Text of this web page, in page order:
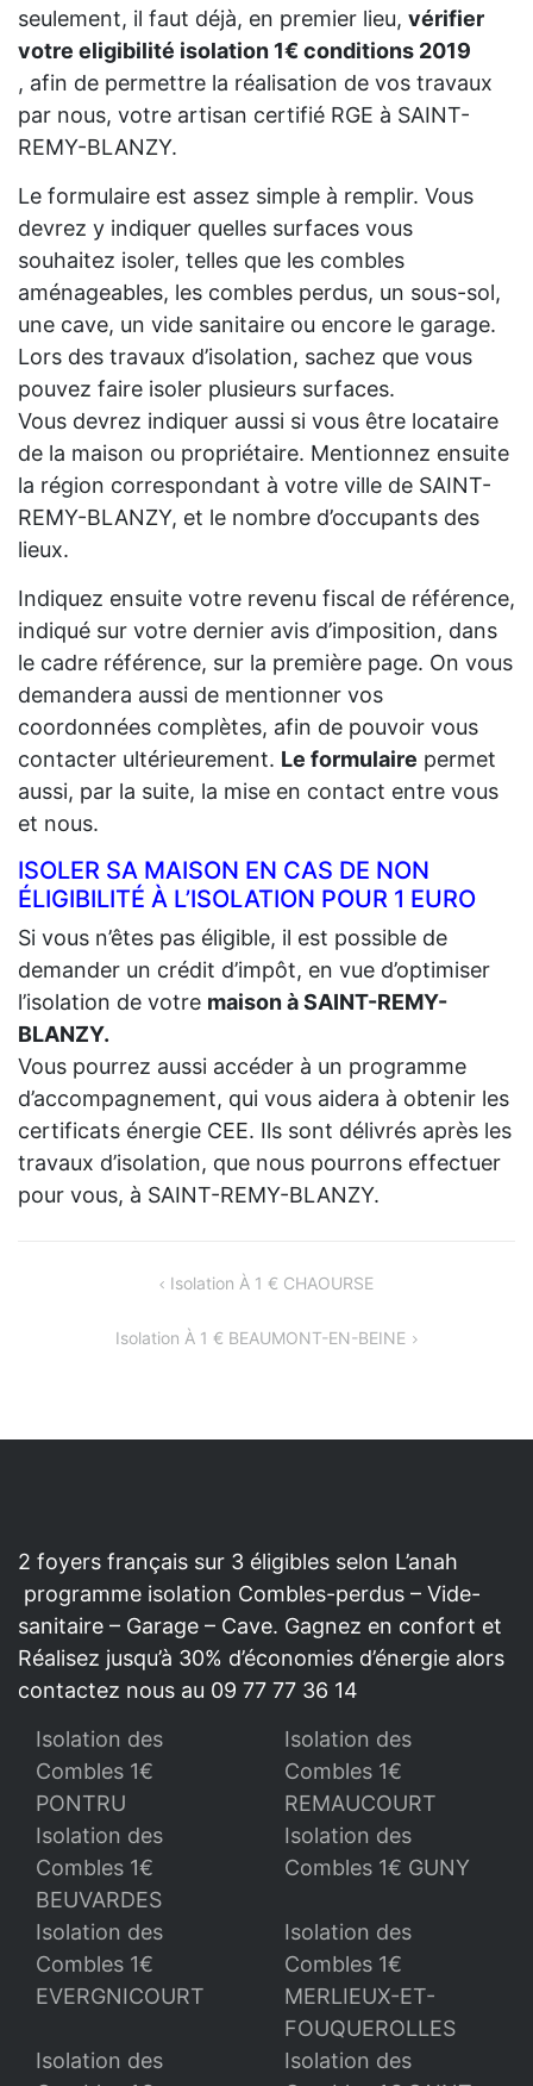
seulement, il faut déjà, en premier lieu, vérifier
votre eligibilité isolation 1€ conditions 2019
, afin de permettre la réalisation de vos travaux
par nous, votre artisan certifié RGE à SAINT-
REMY-BLANZY.
Le formulaire est assez simple à remplir. Vous
devrez y indiquer quelles surfaces vous
souhaitez isoler, telles que les combles
aménageables, les combles perdus, un sous-sol,
une cave, un vide sanitaire ou encore le garage.
Lors des travaux d’isolation, sachez que vous
pouvez faire isoler plusieurs surfaces.
Vous devrez indiquer aussi si vous être locataire
de la maison ou propriétaire. Mentionnez ensuite
la région correspondant à votre ville de SAINT-
REMY-BLANZY, et le nombre d’occupants des
lieux.
Indiquez ensuite votre revenu fiscal de référence,
indiqué sur votre dernier avis d’imposition, dans
le cadre référence, sur la première page. On vous
demandera aussi de mentionner vos
coordonnées complètes, afin de pouvoir vous
contacter ultérieurement. Le formulaire permet
aussi, par la suite, la mise en contact entre vous
et nous.
ISOLER SA MAISON EN CAS DE NON
ÉLIGIBILITÉ À L’ISOLATION POUR 1 EURO
Si vous n’êtes pas éligible, il est possible de
demander un crédit d’impôt, en vue d’optimiser
l’isolation de votre maison à SAINT-REMY-
BLANZY.
Vous pourrez aussi accéder à un programme
d’accompagnement, qui vous aidera à obtenir les
certificats énergie CEE. Ils sont délivrés après les
travaux d’isolation, que nous pourrons effectuer
pour vous, à SAINT-REMY-BLANZY.
NAVIGATION
L’ARTICLE
Isolation À 1 € CHAOURSE
Isolation À 1 € BEAUMONT-EN-BEINE
2 foyers français sur 3 éligibles selon L’anah
programme isolation Combles-perdus – Vide-
sanitaire – Garage – Cave. Gagnez en confort et
Réalisez jusqu’à 30% d’économies d’énergie alors
contactez nous au 09 77 77 36 14
Isolation des
Combles 1€
PONTRU
Isolation des
Combles 1€
REMAUCOURT
Isolation des
Combles 1€
BEUVARDES
Isolation des
Combles 1€ GUNY
Isolation des
Combles 1€
EVERGNICOURT
Isolation des
Combles 1€
MERLIEUX-ET-
FOUQUEROLLES
Isolation des
Isolation des